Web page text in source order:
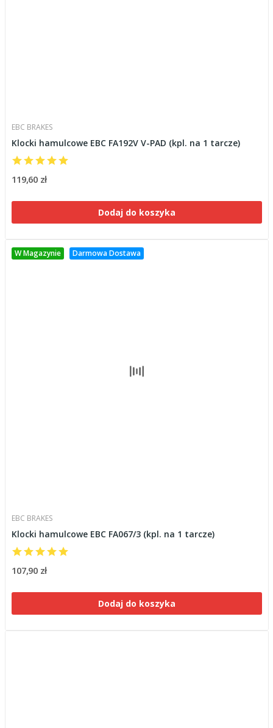
EBC BRAKES
Klocki hamulcowe EBC FA192V V-PAD (kpl. na 1 tarcze)
119,60 zł
Dodaj do koszyka
W Magazynie Darmowa Dostawa
EBC BRAKES
Klocki hamulcowe EBC FA067/3 (kpl. na 1 tarcze)
107,90 zł
Dodaj do koszyka